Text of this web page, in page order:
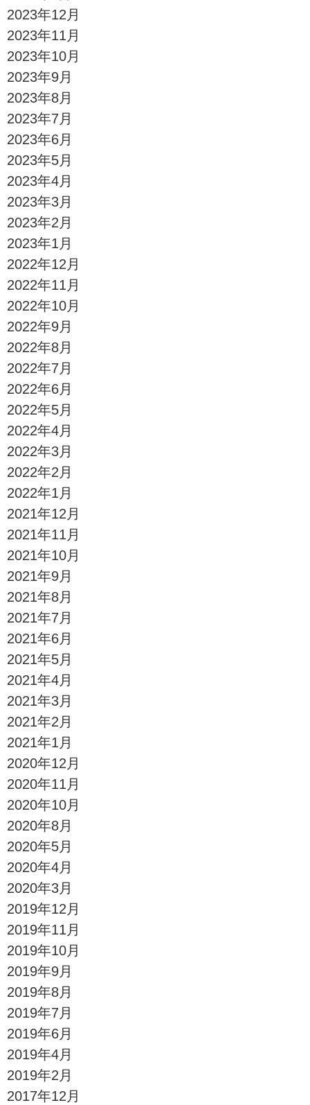
2023年12月
2023年11月
2023年10月
2023年9月
2023年8月
2023年7月
2023年6月
2023年5月
2023年4月
2023年3月
2023年2月
2023年1月
2022年12月
2022年11月
2022年10月
2022年9月
2022年8月
2022年7月
2022年6月
2022年5月
2022年4月
2022年3月
2022年2月
2022年1月
2021年12月
2021年11月
2021年10月
2021年9月
2021年8月
2021年7月
2021年6月
2021年5月
2021年4月
2021年3月
2021年2月
2021年1月
2020年12月
2020年11月
2020年10月
2020年8月
2020年5月
2020年4月
2020年3月
2019年12月
2019年11月
2019年10月
2019年9月
2019年8月
2019年7月
2019年6月
2019年4月
2019年2月
2017年12月